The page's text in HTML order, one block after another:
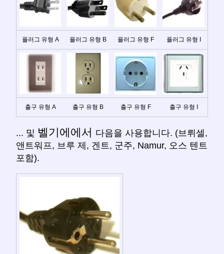
플러그 유형 A 플러그 유형 B 플러그 유형 F 플러그 유형 I
출구 유형 A 출구 유형 B 출구 유형 F 출구 유형 I
... 및 벨기에에서 다음을 사용합니다. (브뤼셀,
앤트워프, 브루 제, 겐트, 군주, Namur, 오스 텐트
포함).